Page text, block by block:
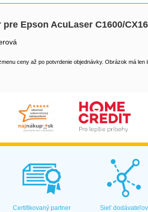
Epson AcuLaser C1600/
ceny až po potvrdenie objednávky. Obrázok má len
Certifikovaný partner Sieť dodávateľov